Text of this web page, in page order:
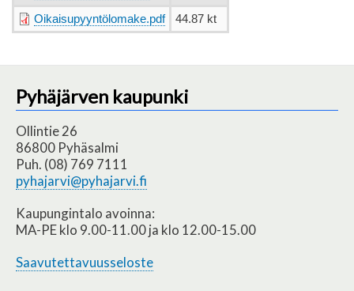
Oikaisupyyntölomake.pdf 44.87 kt
Pyhäjärven kaupunki
Ollintie 26
86800 Pyhäsalmi
Puh. (08) 769 7111
pyhajarvi@pyhajarvi.fi
Kaupungintalo avoinna:
MA-PE klo 9.00-11.00 ja klo 12.00-15.00
Saavutettavuusseloste